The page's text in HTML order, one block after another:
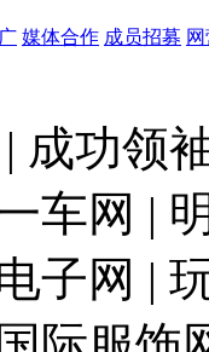
媒体合作 成员招募
成功领
车网 |
子网 |